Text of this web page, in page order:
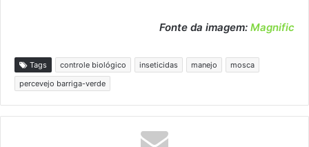
Fonte da imagem: Magnific
Tags controle biológico inseticidas manejo
mosca
percevejo barriga-verde